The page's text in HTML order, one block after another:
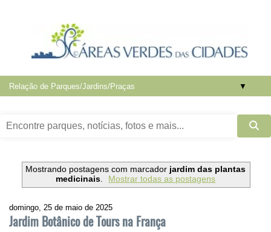
▼
Mostrando postagens com marcador jardim das plantas
medicinais. Mostrar todas as postagens
domingo, 25 de maio de 2025
Jardim Botânico de Tours na França